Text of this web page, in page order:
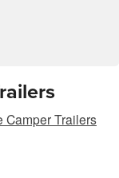
Camper Trailers